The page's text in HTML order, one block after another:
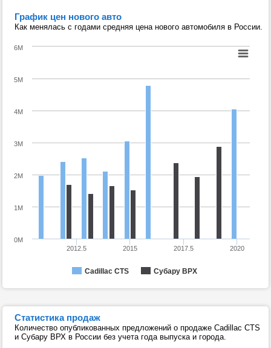
График цен нового авто
Как менялась с годами средняя цена нового автомобиля в России.
Cadillac CTS Субару ВРХ
2012.5 2015 2017.5 2020
0M
1M
2M
3M
4M
5M
6M
Статистика продаж
Количество опубликованных предложений о продаже Cadillac CTS
и Субару ВРХ в России без учета года выпуска и города.